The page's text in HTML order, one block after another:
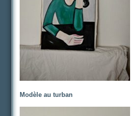
Modèle au turban